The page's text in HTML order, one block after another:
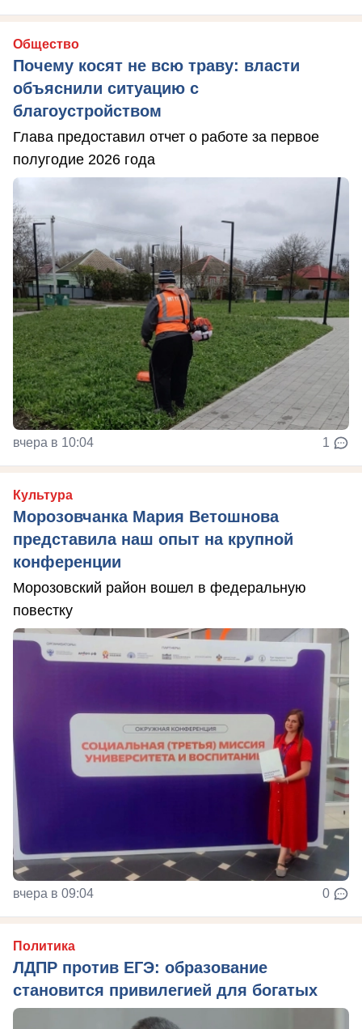
Общество
Почему косят не всю траву: власти
объяснили ситуацию с
благоустройством
Глава предоставил отчет о работе за первое
полугодие 2026 года
вчера в 10:04 1
Культура
Морозовчанка Мария Ветошнова
представила наш опыт на крупной
конференции
Морозовский район вошел в федеральную
повестку
вчера в 09:04 0
Политика
ЛДПР против ЕГЭ: образование
становится привилегией для богатых